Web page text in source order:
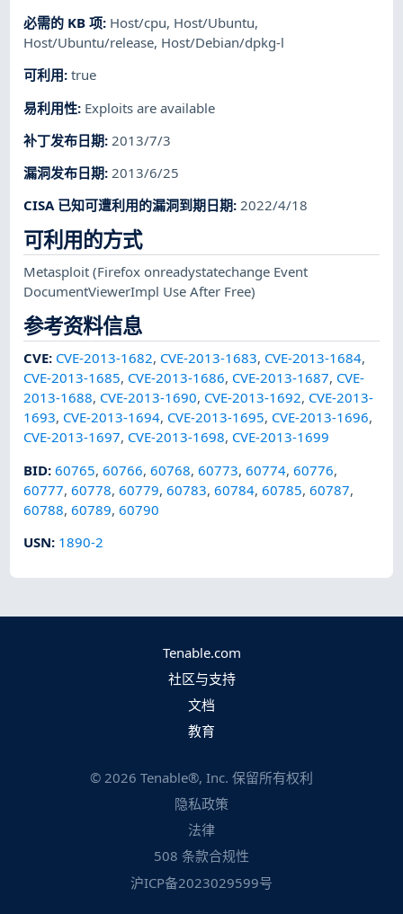
必需的 KB 项: Host/cpu, Host/Ubuntu,
Host/Ubuntu/release, Host/Debian/dpkg-l
可利用:true
易利用性: Exploits are available
补丁发布日期: 2013/7/3
漏洞发布日期:2013/6/25
CISA 已知可遭利用的漏洞到期日期:2022/4/18
可利用的方式
Metasploit(Firefox onreadystatechange Event
DocumentViewerImpl Use After Free)
参考资料信息
CVE: CVE-2013-1682, CVE-2013-1683, CVE-2013-1684,
CVE-2013-1685, CVE-2013-1686, CVE-2013-1687, CVE-
2013-1688, CVE-2013-1690, CVE-2013-1692, CVE-2013-
1693, CVE-2013-1694, CVE-2013-1695, CVE-2013-1696,
CVE-2013-1697, CVE-2013-1698, CVE-2013-1699
BID:60765,60766,60768,60773,60774,60776,
60777,60778,60779,60783,60784,60785,60787,
60788,60789,60790
USN: 1890-2
Tenable.com
社区与支持
文档
教育
© 2026 Tenable®, Inc. 保留所有权利
隐私政策
法律
508 条款合规性
沪ICP备2023029599号